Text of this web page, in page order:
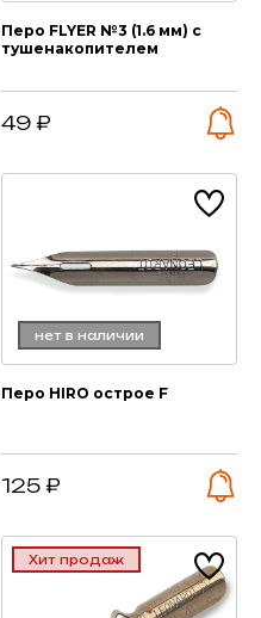
Перо FLYER №3 (1.6 мм) с
тушенакопителем
49 ₽
нет в наличии
Перо HIRO острое F
125 ₽
Хит продаж